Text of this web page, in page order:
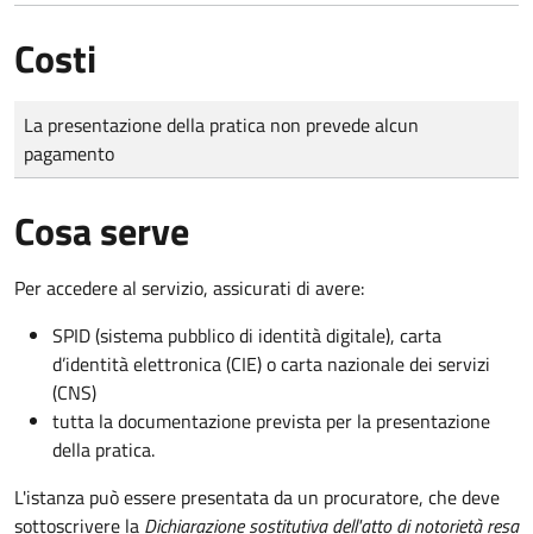
Costi
Tipo di pagamento
Importo
La presentazione della pratica non prevede alcun
pagamento
Cosa serve
Per accedere al servizio, assicurati di avere:
SPID (sistema pubblico di identità digitale), carta
d’identità elettronica (CIE) o carta nazionale dei servizi
(CNS)
tutta la documentazione prevista per la presentazione
della pratica.
L'istanza può essere presentata da un procuratore, che deve
sottoscrivere la Dichiarazione sostitutiva dell'atto di notorietà resa